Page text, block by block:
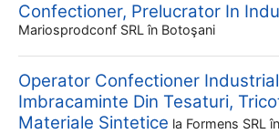
Confectioner, Prelucrator In
Mariosprodconf SRL în Botoşani
Operator Confectioner Industrial
Imbracaminte Din Tesaturi,
Materiale Sintetice la Formens SRL